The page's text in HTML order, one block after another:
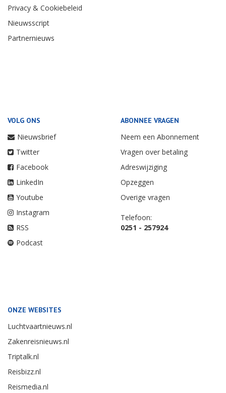
Privacy & Cookiebeleid
Nieuwsscript
Partnernieuws
VOLG ONS
Nieuwsbrief
Twitter
Facebook
LinkedIn
Youtube
Instagram
RSS
Podcast
ABONNEE VRAGEN
Neem een Abonnement
Vragen over betaling
Adreswijziging
Opzeggen
Overige vragen
Telefoon:
0251 - 257924
ONZE WEBSITES
Luchtvaartnieuws.nl
Zakenreisnieuws.nl
Triptalk.nl
Reisbizz.nl
Reismedia.nl